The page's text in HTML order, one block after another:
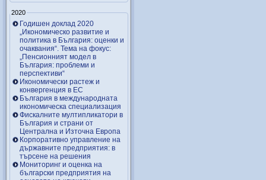
2020
Годишен доклад 2020
„Икономическо развитие и
политика в България: оценки и
очаквания“. Тема на фокус:
„Пенсионният модел в
България: проблеми и
перспективи“
Икономически растеж и
конвергенция в ЕС
България в международната
икономическа специализация
Фискалните мултипликатори в
България и страни от
Централна и Източна Европа
Корпоративно управление на
държавните предприятия: в
търсене на решения
Мониторинг и оценка на
български предприятия на